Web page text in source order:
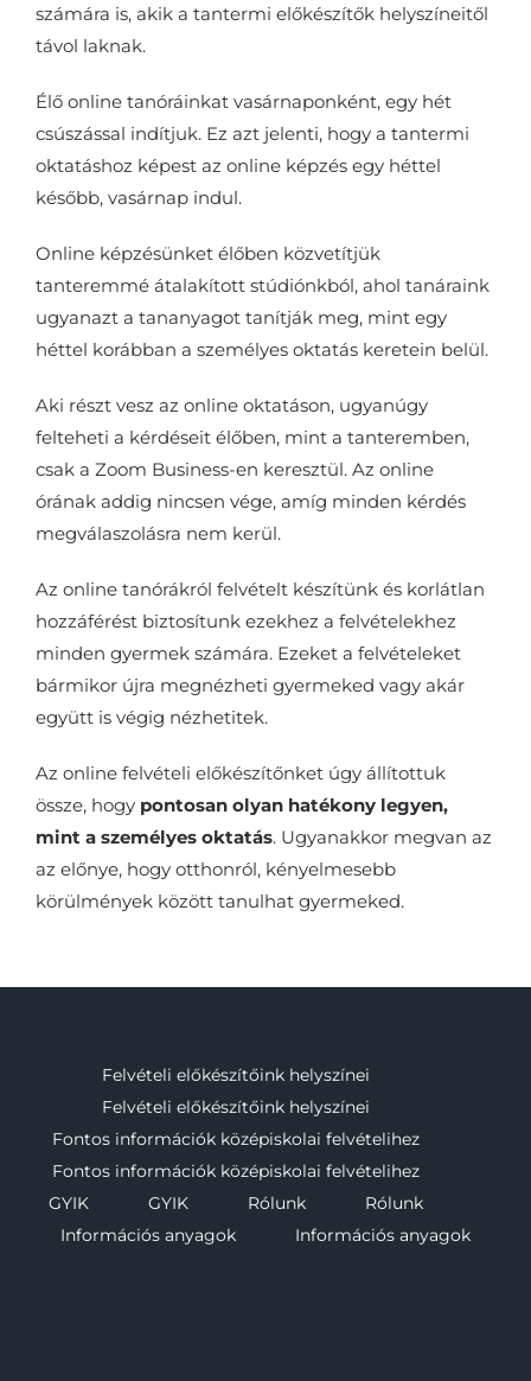
számára is, akik a tantermi előkészítők helyszíneitől
távol laknak.
Élő online tanóráinkat vasárnaponként, egy hét
csúszással indítjuk. Ez azt jelenti, hogy a tantermi
oktatáshoz képest az online képzés egy héttel
később, vasárnap indul.
Online képzésünket élőben közvetítjük
tanteremmé átalakított stúdiónkból, ahol tanáraink
ugyanazt a tananyagot tanítják meg, mint egy
héttel korábban a személyes oktatás keretein belül.
Aki részt vesz az online oktatáson, ugyanúgy
felteheti a kérdéseit élőben, mint a tanteremben,
csak a Zoom Business-en keresztül. Az online
órának addig nincsen vége, amíg minden kérdés
megválaszolásra nem kerül.
Az online tanórákról felvételt készítünk és korlátlan
hozzáférést biztosítunk ezekhez a felvételekhez
minden gyermek számára. Ezeket a felvételeket
bármikor újra megnézheti gyermeked vagy akár
együtt is végig nézhetitek.
Az online felvételi előkészítőnket úgy állítottuk
össze, hogy pontosan olyan hatékony legyen,
mint a személyes oktatás. Ugyanakkor megvan az
az előnye, hogy otthonról, kényelmesebb
körülmények között tanulhat gyermeked.
Felvételi előkészítőink helyszínei
Felvételi előkészítőink helyszínei
Fontos információk középiskolai felvételihez
Fontos információk középiskolai felvételihez
GYIK
GYIK Rólunk
Rólunk
Információs anyagok
Információs anyagok